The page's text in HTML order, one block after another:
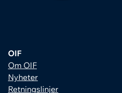
OIF
Om OIF
Nyheter
Retningslinjer